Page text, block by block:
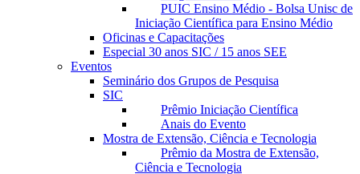
PUIC Ensino Médio - Bolsa Unisc de
Iniciação Científica para Ensino Médio
Oficinas e Capacitações
Especial 30 anos SIC / 15 anos SEE
Eventos
Seminário dos Grupos de Pesquisa
SIC
Prêmio Iniciação Científica
Anais do Evento
Mostra de Extensão, Ciência e Tecnologia
Prêmio da Mostra de Extensão,
Ciência e Tecnologia